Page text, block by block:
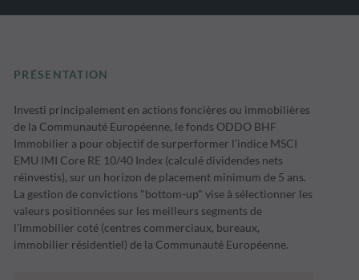
PRÉSENTATION
Investi principalement en actions foncières ou immobilières
de la Communauté Européenne, le fonds ODDO BHF
Immobilier a pour objectif de surperformer l’indice MSCI
EMU IMI Core RE 10/40 Index (calculé dividendes nets
réinvestis), sur un horizon de placement minimum de 5 ans.
La gestion de convictions "bottom-up" vise à sélectionner les
valeurs positionnées sur les meilleurs segments de
l'immobilier coté (centres commerciaux, bureaux,
immobilier résidentiel) de la Communauté Européenne.